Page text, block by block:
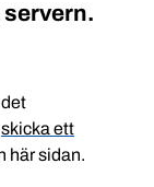
skicka ett
här sidan.